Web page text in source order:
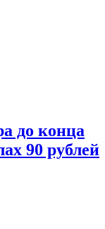
до конца
90 рублей